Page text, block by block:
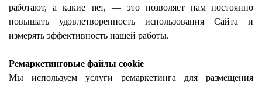
работают,
а какие нет, — это позволяет нам постоянно
повышать
удовлетворенность использования
Сайта и
измерять эффективность нашей работы.
Ремаркетинговые файлы cookie
Мы
используем услуги ремаркетинга для
размещения